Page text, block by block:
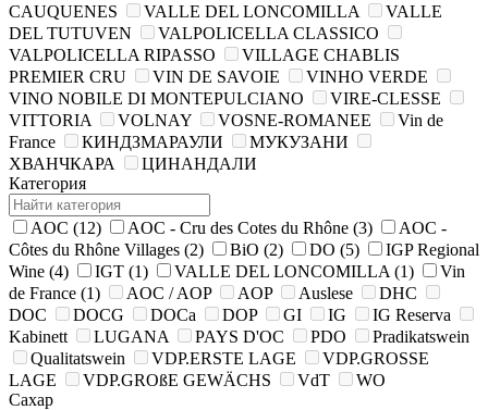
CAUQUENES
VALLE DEL LONCOMILLA
VALLE
DEL TUTUVEN
VALPOLICELLA CLASSICO
VALPOLICELLA RIPASSO
VILLAGE CHABLIS
PREMIER CRU
VIN DE SAVOIE
VINHO VERDE
VINO NOBILE DI MONTEPULCIANO
VIRE-CLESSE
VITTORIA
VOLNAY VOSNE-ROMANEE
Vin de
France
КИНДЗМАРАУЛИ
МУКУЗАНИ
ХВАНЧКАРА
ЦИНАНДАЛИ
Категория
AOC (12) AOC - Cru des Cotes du Rhône (3)
AOC -
Côtes du Rhône Villages (2) BiO (2) DO (5)
IGP Regional
Wine (4) IGT (1) VALLE DEL LONCOMILLA (1)
Vin
de France (1) AOC / AOP AOP Auslese
DHC
DOC
DOCG DOCa DOP GI IG
IG Reserva
Kabinett
LUGANA PAYS D'OC PDO
Pradikatswein
Qualitatswein
VDP.ERSTE LAGE
VDP.GROSSE
LAGE
VDP.GROßE GEWÄCHS VdT
WO
Сахар